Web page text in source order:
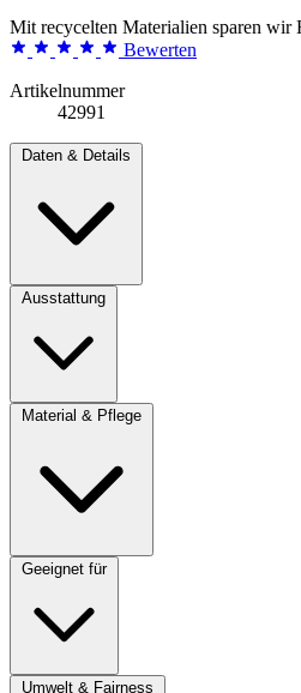
Mit recycelten Materialien sparen wir
Bewerten
Artikelnummer
42991
Daten & Details
Ausstattung
Material & Pflege
Geeignet für
Umwelt & Fairness